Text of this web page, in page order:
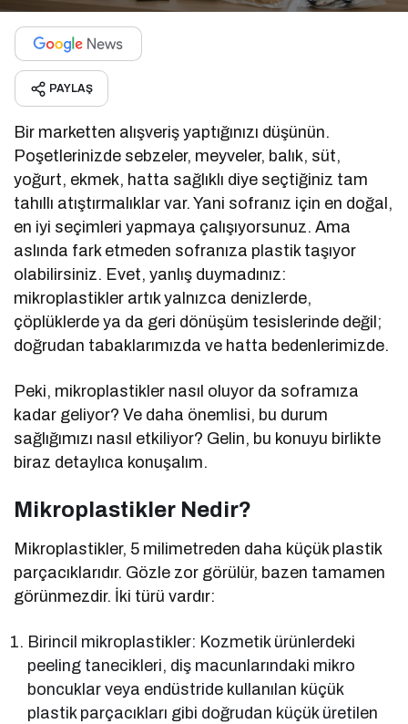
PAYLAŞ
Bir marketten alışveriş yaptığınızı düşünün.
Poşetlerinizde sebzeler, meyveler, balık, süt,
yoğurt, ekmek, hatta sağlıklı diye seçtiğiniz tam
tahıllı atıştırmalıklar var. Yani sofranız için en doğal,
en iyi seçimleri yapmaya çalışıyorsunuz. Ama
aslında fark etmeden sofranıza plastik taşıyor
olabilirsiniz. Evet, yanlış duymadınız:
mikroplastikler artık yalnızca denizlerde,
çöplüklerde ya da geri dönüşüm tesislerinde değil;
doğrudan tabaklarımızda ve hatta bedenlerimizde.
Peki, mikroplastikler nasıl oluyor da soframıza
kadar geliyor? Ve daha önemlisi, bu durum
sağlığımızı nasıl etkiliyor? Gelin, bu konuyu birlikte
biraz detaylıca konuşalım.
Mikroplastikler Nedir?
Mikroplastikler, 5 milimetreden daha küçük plastik
parçacıklarıdır. Gözle zor görülür, bazen tamamen
görünmezdir. İki türü vardır:
Birincil mikroplastikler: Kozmetik ürünlerdeki
peeling tanecikleri, diş macunlarındaki mikro
boncuklar veya endüstride kullanılan küçük
plastik parçacıkları gibi doğrudan küçük üretilen